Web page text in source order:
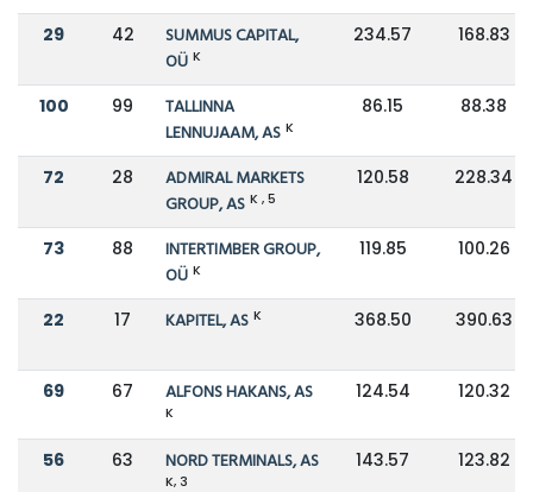
29 42
SUMMUS CAPITAL,
OÜ K
234.57 168.83
100 99
TALLINNA
LENNUJAAM, AS K
86.15 88.38
72 28
ADMIRAL MARKETS
GROUP, AS K , 5
120.58 228.34
73 88
INTERTIMBER GROUP,
OÜ K
119.85 100.26
22 17 KAPITEL, AS K 368.50 390.63
69 67 ALFONS HAKANS, AS
K
124.54 120.32
56 63 NORD TERMINALS, AS
K, 3
143.57 123.82